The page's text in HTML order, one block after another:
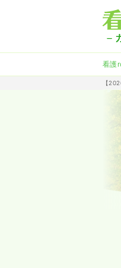
看護
【